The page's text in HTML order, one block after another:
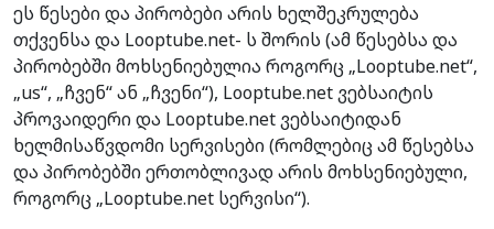
ეს წესები და პირობები არის ხელშეკრულება
თქვენსა და Looptube.net- ს შორის (ამ წესებსა და
პირობებში მოხსენიებულია როგორც „Looptube.net“,
„us“, „ჩვენ“ ან „ჩვენი“), Looptube.net ვებსაიტის
პროვაიდერი და Looptube.net ვებსაიტიდან
ხელმისაწვდომი სერვისები (რომლებიც ამ წესებსა
და პირობებში ერთობლივად არის მოხსენიებული,
როგორც „Looptube.net სერვისი“).